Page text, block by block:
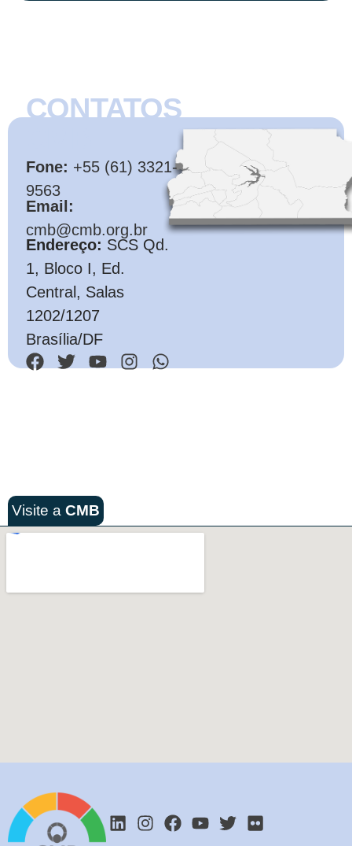
CONTATOS
Fone: +55 (61) 3321-
9563
Email:
cmb@cmb.org.br
Endereço: SCS Qd.
1, Bloco I, Ed.
Central, Salas
1202/1207
Brasília/DF
Visite a CMB